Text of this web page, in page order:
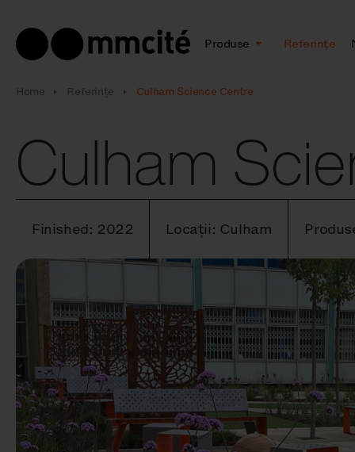
Produse Referințe
Home Referințe Culham Science Centre
Culham
Finished: 2022 Locații: Culham